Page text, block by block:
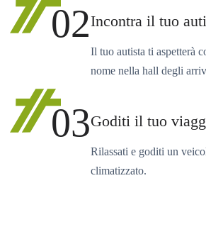
02Incontra il tuo
Il tuo autista ti aspetterà
nome nella hall degli
03Goditi il tuo
Rilassati e goditi un
climatizzato.